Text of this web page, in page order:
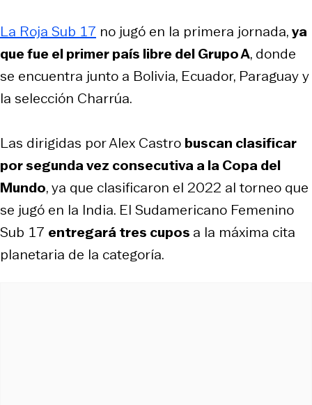
La Roja Sub 17 no jugó en la primera jornada,ya
que fue el primer país libre del Grupo A, donde
se encuentra junto a Bolivia, Ecuador, Paraguay y
la selección Charrúa.
Las dirigidas por Alex Castro buscan clasificar
por segunda vez consecutiva a la Copa del
Mundo, ya que clasificaron el 2022 al torneo que
se jugó en la India. El Sudamericano Femenino
Sub 17 entregará tres cupos a la máxima cita
planetaria de la categoría.